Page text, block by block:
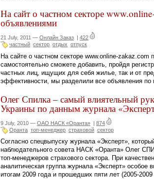
На сайт о частном секторе
объявлениями
21 July, 2011 — Онлайн Заказ
422
частный сектор отдых отпуск
На сайте о частном секторе www.online-
самостоятельно сможете добавить, пройдя
частных лиц, ищущих для себя жилье, так и от
эффективности, мы разделили все объявления по
Олег Спилка – самый влиятельный
Украины по данным журнала
9 July, 2010 — ОАО НАСК «Оранта» | 874
Оранта топ-менеджер страховой сектор
Согласно спецвыпуску журнала «Эксперт»,
наблюдательного совета НАСК «Оранта» Олег
топ-менеджеров страхового сектора. При
аналитическая группа журнала «Эксперт»
итогам 2009 года и прошедших пяти лет (2005-2009